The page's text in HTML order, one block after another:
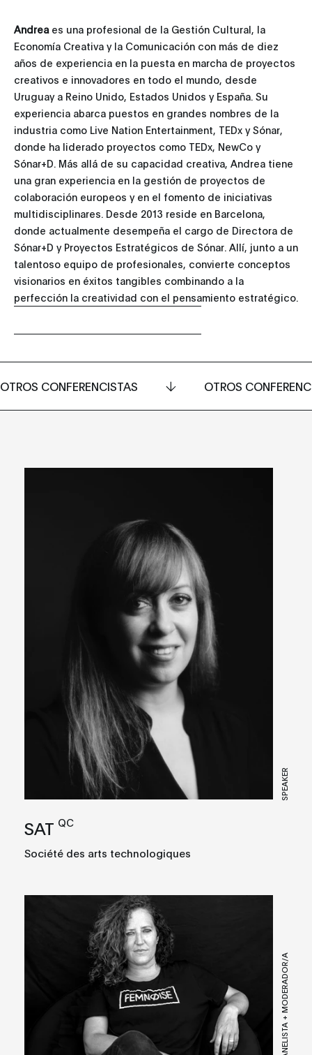
Andreaes una profesional de la Gestión Cultural, la
Economía Creativa y la Comunicación con más de diez
años de experiencia en la puesta en marcha de proyectos
creativos e innovadores en todo el mundo, desde
Uruguay a Reino Unido, Estados Unidos y España. Su
experiencia abarca puestos en grandes nombres de la
industria como Live Nation Entertainment, TEDx y Sónar,
donde ha liderado proyectos como TEDx, NewCo y
Sónar+D. Más allá de su capacidad creativa, Andrea tiene
una gran experiencia en la gestión de proyectos de
colaboración europeos y en el fomento de iniciativas
multidisciplinares. Desde 2013 reside en Barcelona,
donde actualmente desempeña el cargo de Directora de
Sónar+D y Proyectos Estratégicos de Sónar. Allí, junto a un
talentoso equipo de profesionales, convierte conceptos
visionarios en éxitos tangibles combinando a la
perfección la creatividad con el pensamiento estratégico.
OTROS CONFERENCISTAS OTROS
SPEAKER
SAT QC
Société des arts technologiques
PANELISTA + MODERADOR/A